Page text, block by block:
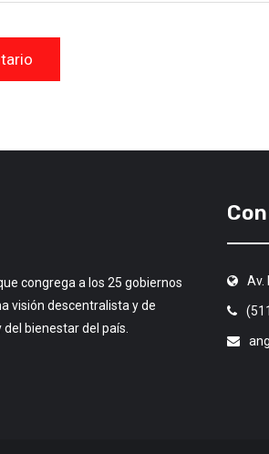
congrega a los 25 gobiernos
visión descentralista y de
bienestar del país.
Av.